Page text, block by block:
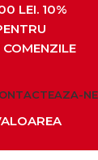
LEI. 10%
NE